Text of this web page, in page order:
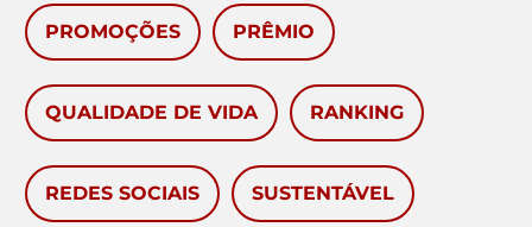
PROMOÇÕES PRÊMIO
QUALIDADE DE VIDA RANKING
REDES SOCIAIS SUSTENTÁVEL